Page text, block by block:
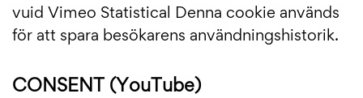
vuid Vimeo Statistical Denna cookie används
för att spara besökarens användningshistorik.
CONSENT (YouTube)